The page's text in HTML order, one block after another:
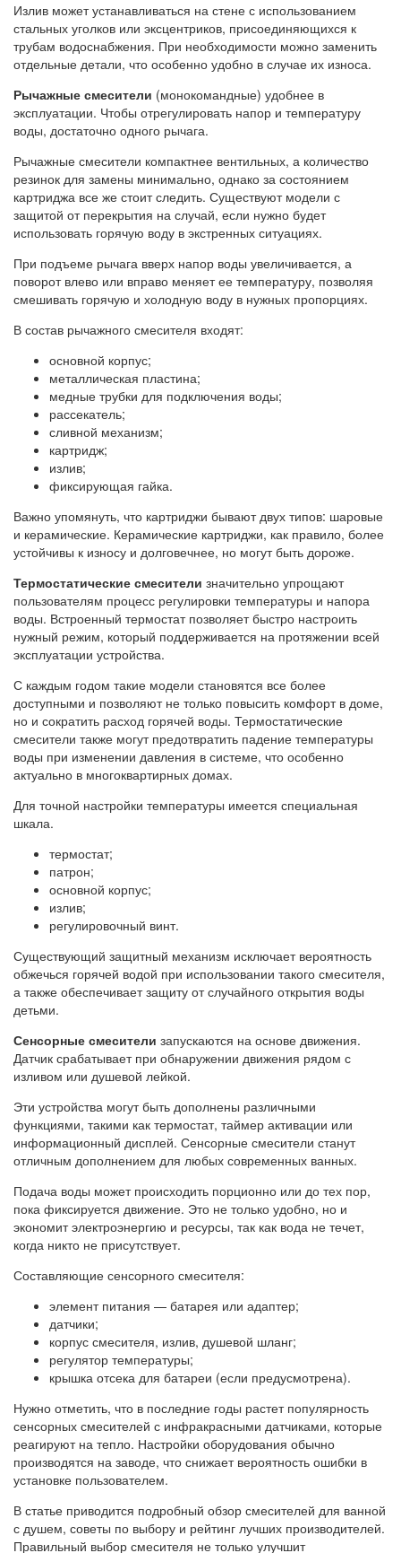
Излив может устанавливаться на стене с использованием
стальных уголков или эксцентриков, присоединяющихся к
трубам водоснабжения. При необходимости можно заменить
отдельные детали, что особенно удобно в случае их износа.
Рычажные смесители (монокомандные) удобнее в
эксплуатации. Чтобы отрегулировать напор и температуру
воды, достаточно одного рычага.
Рычажные смесители компактнее вентильных, а количество
резинок для замены минимально, однако за состоянием
картриджа все же стоит следить. Существуют модели с
защитой от перекрытия на случай, если нужно будет
использовать горячую воду в экстренных ситуациях.
При подъеме рычага вверх напор воды увеличивается, а
поворот влево или вправо меняет ее температуру, позволяя
смешивать горячую и холодную воду в нужных пропорциях.
В состав рычажного смесителя входят:
основной корпус;
металлическая пластина;
медные трубки для подключения воды;
рассекатель;
сливной механизм;
картридж;
излив;
фиксирующая гайка.
Важно упомянуть, что картриджи бывают двух типов: шаровые
и керамические. Керамические картриджи, как правило, более
устойчивы к износу и долговечнее, но могут быть дороже.
Термостатические смесители значительно упрощают
пользователям процесс регулировки температуры и напора
воды. Встроенный термостат позволяет быстро настроить
нужный режим, который поддерживается на протяжении всей
эксплуатации устройства.
С каждым годом такие модели становятся все более
доступными и позволяют не только повысить комфорт в доме,
но и сократить расход горячей воды. Термостатические
смесители также могут предотвратить падение температуры
воды при изменении давления в системе, что особенно
актуально в многоквартирных домах.
Для точной настройки температуры имеется специальная
шкала.
термостат;
патрон;
основной корпус;
излив;
регулировочный винт.
Существующий защитный механизм исключает вероятность
обжечься горячей водой при использовании такого смесителя,
а также обеспечивает защиту от случайного открытия воды
детьми.
Сенсорные смесители запускаются на основе движения.
Датчик срабатывает при обнаружении движения рядом с
изливом или душевой лейкой.
Эти устройства могут быть дополнены различными
функциями, такими как термостат, таймер активации или
информационный дисплей. Сенсорные смесители станут
отличным дополнением для любых современных ванных.
Подача воды может происходить порционно или до тех пор,
пока фиксируется движение. Это не только удобно, но и
экономит электроэнергию и ресурсы, так как вода не течет,
когда никто не присутствует.
Составляющие сенсорного смесителя:
элемент питания — батарея или адаптер;
датчики;
корпус смесителя, излив, душевой шланг;
регулятор температуры;
крышка отсека для батареи (если предусмотрена).
Нужно отметить, что в последние годы растет популярность
сенсорных смесителей с инфракрасными датчиками, которые
реагируют на тепло. Настройки оборудования обычно
производятся на заводе, что снижает вероятность ошибки в
установке пользователем.
В статье приводится подробный обзор смесителей для ванной
с душем, советы по выбору и рейтинг лучших производителей.
Правильный выбор смесителя не только улучшит